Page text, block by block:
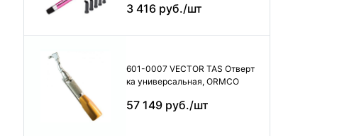
3 416 руб./шт
601-0007 VECTOR TAS Отверт
ка универсальная, ORMCO
57 149 руб./шт